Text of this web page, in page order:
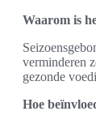
Waarom is
verminderen
gezonde
Hoe